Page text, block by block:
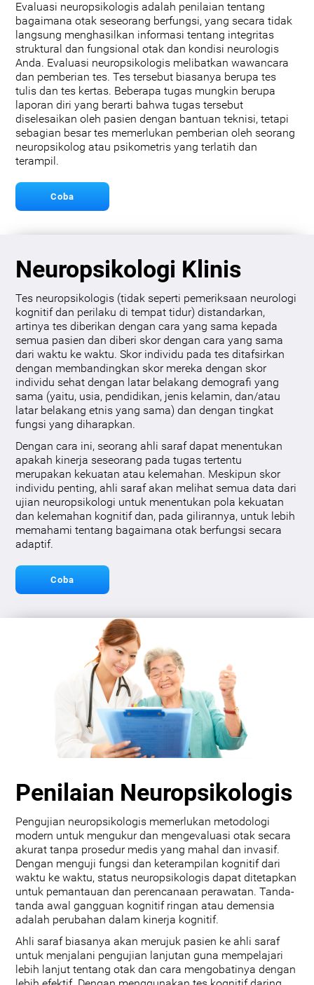
Evaluasi neuropsikologis adalah penilaian tentang
bagaimana otak seseorang berfungsi, yang secara tidak
langsung menghasilkan informasi tentang integritas
struktural dan fungsional otak dan kondisi neurologis
Anda. Evaluasi neuropsikologis melibatkan wawancara
dan pemberian tes. Tes tersebut biasanya berupa tes
tulis dan tes kertas. Beberapa tugas mungkin berupa
laporan diri yang berarti bahwa tugas tersebut
diselesaikan oleh pasien dengan bantuan teknisi, tetapi
sebagian besar tes memerlukan pemberian oleh seorang
neuropsikolog atau psikometris yang terlatih dan
terampil.
Coba
Neuropsikologi Klinis
Tes neuropsikologis (tidak seperti pemeriksaan neurologi
kognitif dan perilaku di tempat tidur) distandarkan,
artinya tes diberikan dengan cara yang sama kepada
semua pasien dan diberi skor dengan cara yang sama
dari waktu ke waktu. Skor individu pada tes ditafsirkan
dengan membandingkan skor mereka dengan skor
individu sehat dengan latar belakang demografi yang
sama (yaitu, usia, pendidikan, jenis kelamin, dan/atau
latar belakang etnis yang sama) dan dengan tingkat
fungsi yang diharapkan.
Dengan cara ini, seorang ahli saraf dapat menentukan
apakah kinerja seseorang pada tugas tertentu
merupakan kekuatan atau kelemahan. Meskipun skor
individu penting, ahli saraf akan melihat semua data dari
ujian neuropsikologi untuk menentukan pola kekuatan
dan kelemahan kognitif dan, pada gilirannya, untuk lebih
memahami tentang bagaimana otak berfungsi secara
adaptif.
Coba
Penilaian Neuropsikologis
Pengujian neuropsikologis memerlukan metodologi
modern untuk mengukur dan mengevaluasi otak secara
akurat tanpa prosedur medis yang mahal dan invasif.
Dengan menguji fungsi dan keterampilan kognitif dari
waktu ke waktu, status neuropsikologis dapat ditetapkan
untuk pemantauan dan perencanaan perawatan. Tanda-
tanda awal gangguan kognitif ringan atau demensia
adalah perubahan dalam kinerja kognitif.
Ahli saraf biasanya akan merujuk pasien ke ahli saraf
untuk menjalani pengujian lanjutan guna mempelajari
lebih lanjut tentang otak dan cara mengobatinya dengan